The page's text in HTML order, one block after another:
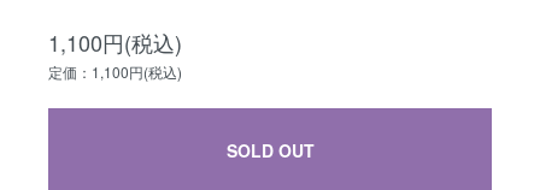
1,100円(税込)
定価：1,100円(税込)
SOLD OUT